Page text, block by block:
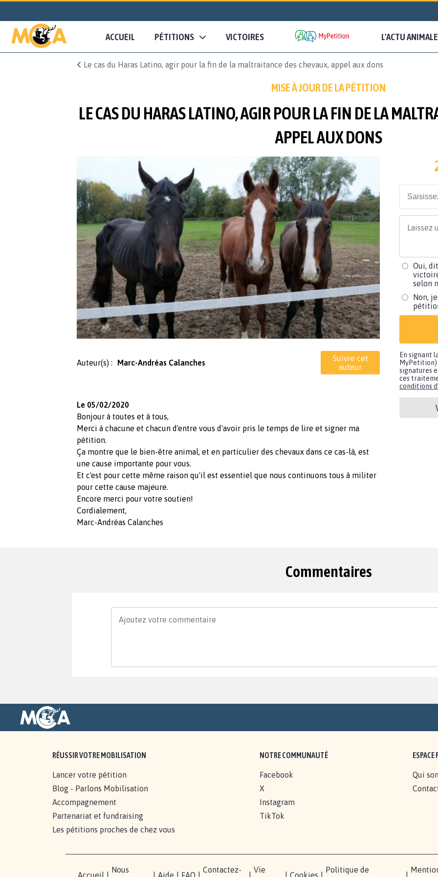
ACCUEIL PÉTITIONS VICTOIRES L'ACTU ANIMALE
Le cas du Haras Latino, agir pour la fin de la maltraitance des chevaux, appel aux dons
MISE À JOUR DE LA PÉTITION
LE CAS DU HARAS LATINO, AGIR POUR LA FIN DE LA
APPEL AUX DONS
Auteur(s) : Marc-Andréas Calanches
Suivre cet
auteur
Le 05/02/2020
Bonjour à toutes et à tous,
Merci à chacune et chacun d'entre vous d'avoir pris le temps de lire et signer ma
pétition.
Ça montre que le bien-être animal, et en particulier des chevaux dans ce cas-là, est
une cause importante pour vous.
Et c'est pour cette même raison qu'il est essentiel que nous continuons tous à militer
pour cette cause majeure.
Encore merci pour votre soutien!
Cordialement,
Marc-Andréas Calanches
Oui,
selon
Non,
En signant
MyPetition)
signatures
ces
conditions
Commentaires
RÉUSSIR VOTRE MOBILISATION
Lancer votre pétition
Blog - Parlons Mobilisation
Accompagnement
Partenariat et fundraising
Les pétitions proches de chez vous
NOTRE COMMUNAUTÉ
Facebook
X
Instagram
TikTok
ESPACE
Qui
Accueil
Nous
Aide FAQ
Contactez-
Vie
Cookies
Politique de